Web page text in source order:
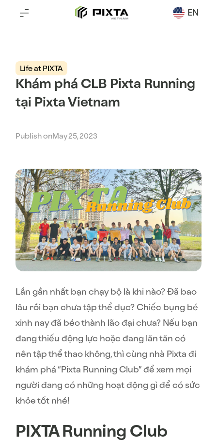
EN
Life at PIXTA
Khám phá CLB Pixta Running
tại Pixta Vietnam
Publish onMay 25, 2023
Lần gần nhất bạn chạy bộ là khi nào? Đã bao
lâu rồi bạn chưa tập thể dục? Chiếc bụng bé
xinh nay đã béo thành lão đại chưa? Nếu bạn
đang thiếu động lực hoặc đang lăn tăn có
nên tập thể thao không, thì cùng nhà Pixta đi
khám phá “Pixta Running Club” để xem mọi
người đang có những hoạt động gì để có sức
khỏe tốt nhé!
PIXTA Running Club